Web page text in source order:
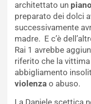
architettato un piano
preparato dei dolci
successivamente
madre. E c’è
Rai 1 avrebbe
riferito che la
abbigliamento
violenza o abuso.
La Daniele scettica